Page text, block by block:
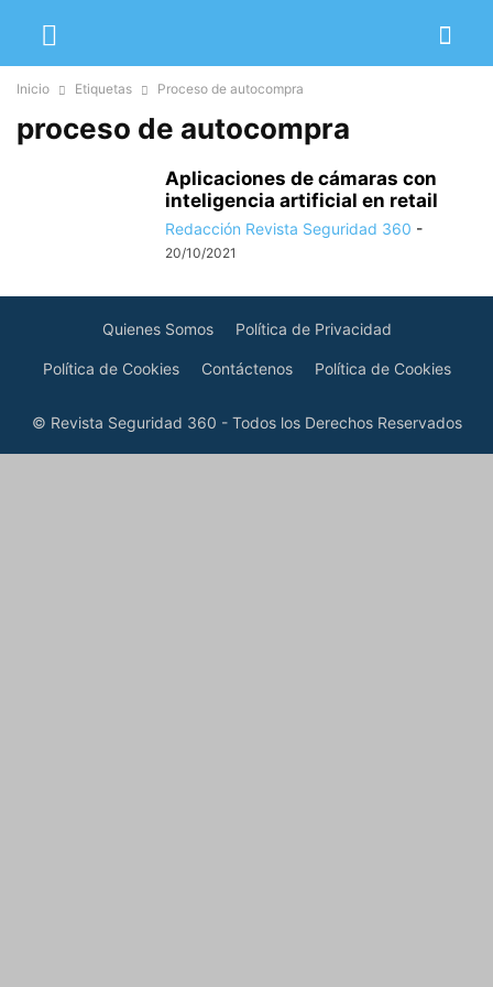
Inicio Etiquetas Proceso de autocompra
proceso de autocompra
Aplicaciones de cámaras con
inteligencia artificial en retail
Redacción Revista Seguridad 360 -
20/10/2021
Quienes Somos Política de Privacidad
Política de Cookies Contáctenos Política de Cookies
© Revista Seguridad 360 - Todos los Derechos Reservados